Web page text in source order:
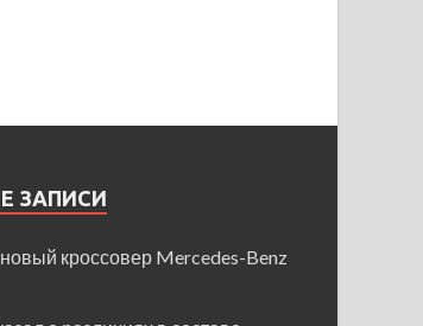
ЗАПИСИ
кроссовер Mercedes-Benz